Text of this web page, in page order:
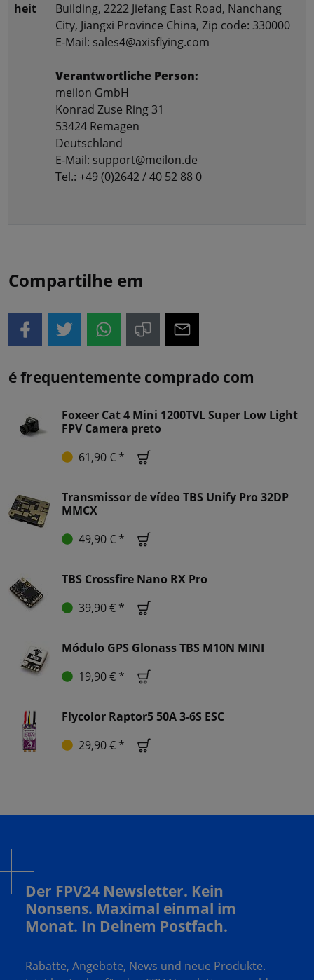
heit
Building, 2222 Jiefang East Road, Nanchang
City, Jiangxi Province China, Zip code: 330000
E-Mail: sales4@axisflying.com
Verantwortliche Person:
meilon GmbH
Konrad Zuse Ring 31
53424 Remagen
Deutschland
E-Mail: support@meilon.de
Tel.: +49 (0)2642 / 40 52 88 0
Compartilhe em
é frequentemente comprado com
Foxeer Cat 4 Mini 1200TVL Super Low Light
FPV Camera preto
61,90 € *
Transmissor de vídeo TBS Unify Pro 32DP
MMCX
49,90 € *
TBS Crossfire Nano RX Pro
39,90 € *
Módulo GPS Glonass TBS M10N MINI
19,90 € *
Flycolor Raptor5 50A 3-6S ESC
29,90 € *
Der FPV24 Newsletter. Kein
Nonsens. Maximal einmal im
Monat. In Deinem Postfach.
Rabatte, Angebote, News und neue Produkte.